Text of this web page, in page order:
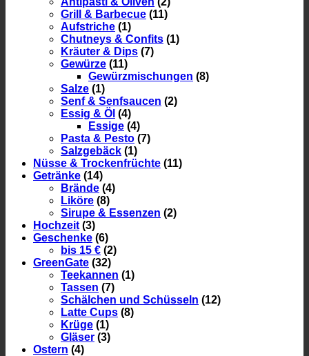
Grill & Barbecue (11)
Aufstriche (1)
Chutneys & Confits (1)
Kräuter & Dips (7)
Gewürze (11)
Gewürzmischungen (8)
Salze (1)
Senf & Senfsaucen (2)
Essig & Öl (4)
Essige (4)
Pasta & Pesto (7)
Salzgebäck (1)
Nüsse & Trockenfrüchte (11)
Getränke (14)
Brände (4)
Liköre (8)
Sirupe & Essenzen (2)
Hochzeit (3)
Geschenke (6)
bis 15 € (2)
GreenGate (32)
Teekannen (1)
Tassen (7)
Schälchen und Schüsseln (12)
Latte Cups (8)
Krüge (1)
Gläser (3)
Ostern (4)